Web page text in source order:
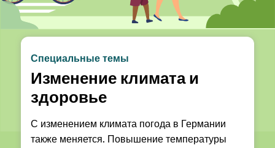
Специальные темы
Изменение климата и
здоровье
С изменением климата погода в Германии
также меняется. Повышение температуры